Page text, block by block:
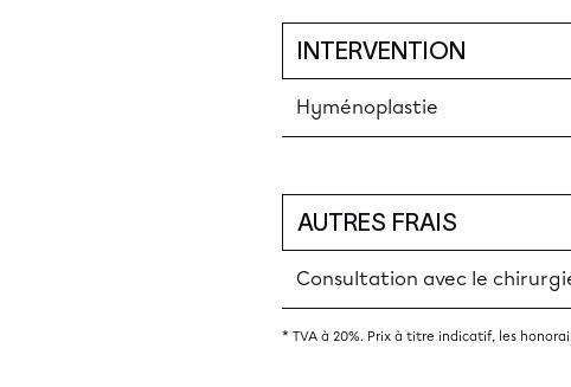
INTERVENTION
Hyménoplastie
AUTRES FRAIS
Consultation avec le
* TVA à 20%. Prix à titre indicatif, les